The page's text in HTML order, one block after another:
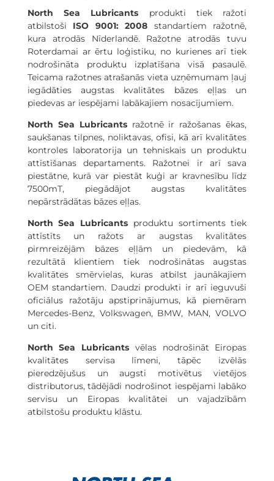
North Sea Lubricants produkti tiek ražoti
atbilstoši ISO 9001: 2008 standartiem ražotnē,
kura atrodās Nīderlandē. Ražotne atrodās tuvu
Roterdamai ar ērtu loģistiku, no kurienes arī tiek
nodrošināta produktu izplatīšana visā pasaulē.
Teicama ražotnes atrašanās vieta uzņēmumam ļauj
iegādāties augstas kvalitātes bāzes eļļas un
piedevas ar iespējami labākajiem nosacījumiem.
North Sea Lubricants ražotnē ir ražošanas ēkas,
saukšanas tilpnes, noliktavas, ofisi, kā arī kvalitātes
kontroles laboratorija un tehniskais un produktu
attīstīšanas departaments. Ražotnei ir arī sava
piestātne, kurā var piestāt kuģi ar kravnesību līdz
7500mT, piegādājot augstas kvalitātes
nepārstrādātas bāzes eļļas.
North Sea Lubricants produktu sortiments tiek
attīstīts un ražots ar augstas kvalitātes
pirmreizējām bāzes eļļām un piedevām, kā
rezultātā klientiem tiek nodrošinātas augstas
kvalitātes smērvielas, kuras atbilst jaunākajiem
OEM standartiem. Daudzi produkti ir arī ieguvuši
oficiālus ražotāju apstiprinājumus, kā piemēram
Mercedes-Benz, Volkswagen, BMW, MAN, VOLVO
un citi.
North Sea Lubricants vēlas nodrošināt Eiropas
kvalitātes servisa līmeni, tāpēc izvēlās
pieredzējušus un augsti motivētus vietējos
distributorus, tādējādi nodrošinot iespējami labāko
servisu un Eiropas kvalitātei un vajadzībām
atbilstošu produktu klāstu.